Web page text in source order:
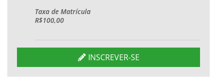
Taxa de Matrícula
R$100,00
INSCREVER-SE